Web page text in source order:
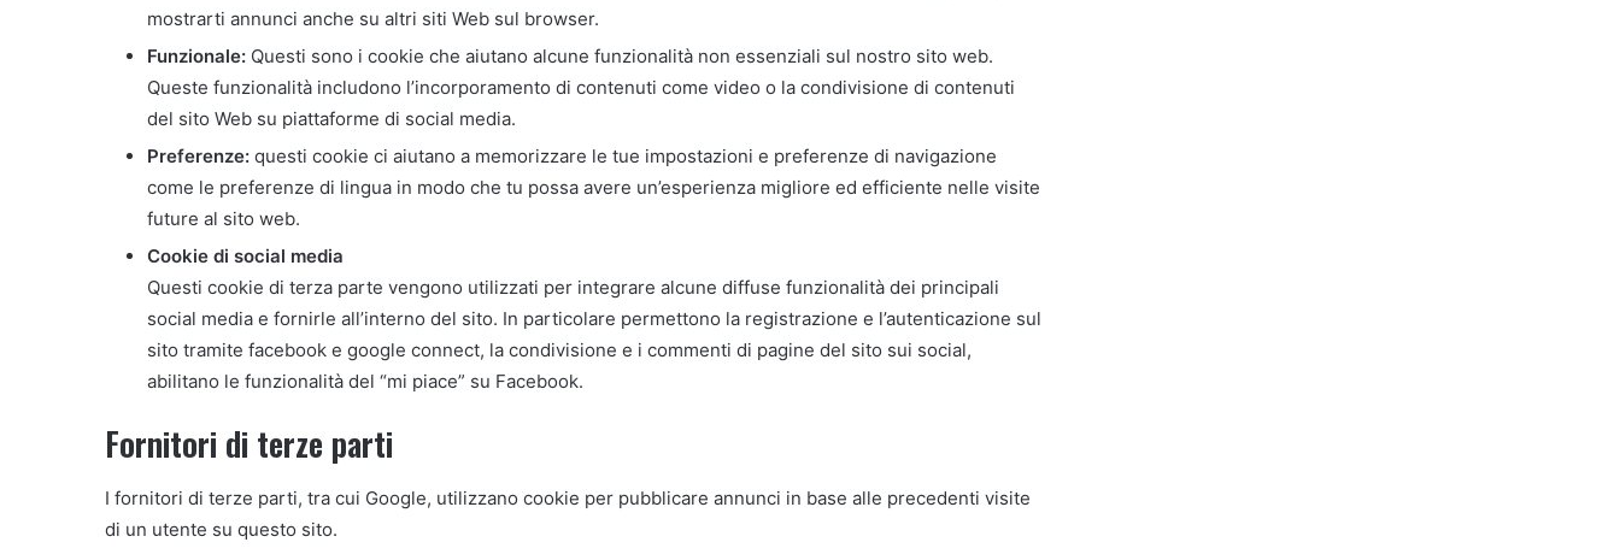
mostrarti annunci anche su altri siti Web sul browser.
Funzionale: Questi sono i cookie che aiutano alcune funzionalità non essenziali sul nostro sito web.
Queste funzionalità includono l’incorporamento di contenuti come video o la condivisione di contenuti
del sito Web su piattaforme di social media.
Preferenze: questi cookie ci aiutano a memorizzare le tue impostazioni e preferenze di navigazione
come le preferenze di lingua in modo che tu possa avere un’esperienza migliore ed efficiente nelle visite
future al sito web.
Cookie di social media
Questi cookie di terza parte vengono utilizzati per integrare alcune diffuse funzionalità dei principali
social media e fornirle all’interno del sito. In particolare permettono la registrazione e l’autenticazione sul
sito tramite facebook e google connect, la condivisione e i commenti di pagine del sito sui social,
abilitano le funzionalità del “mi piace” su Facebook.
Fornitori di terze parti
I fornitori di terze parti, tra cui Google, utilizzano cookie per pubblicare annunci in base alle precedenti visite
di un utente su questo sito.